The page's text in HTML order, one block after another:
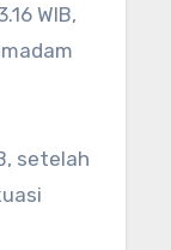
WIB,
setelah